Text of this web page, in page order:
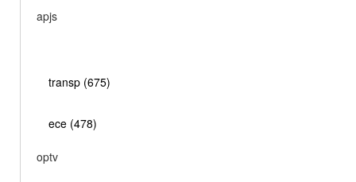
apjs
transp (675)
ece (478)
optv